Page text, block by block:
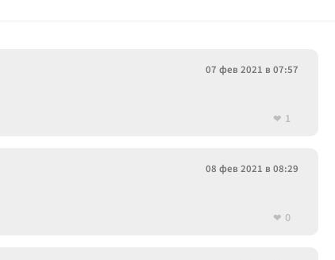
07 фев 2021 в 07:57
1
08 фев 2021 в 08:29
0